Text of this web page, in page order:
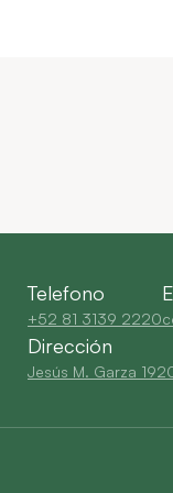
Telefono
+52 81 3139 2220
Dirección
Jesús M. Garza